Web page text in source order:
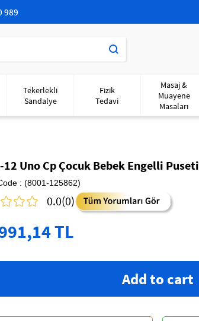
989
Tekerlekli
Sandalye
Fizik
Tedavi
Masaj &
Muayene
Masaları
Uno Cp Çocuk Bebek Engelli Puseti
(8001-125862)
0.0(0)
TL